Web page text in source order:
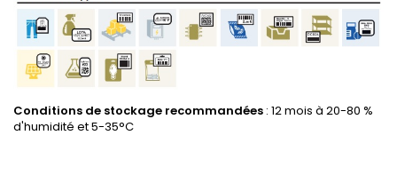
Conditions de stockage recommandées : 12 mois à 20-80 %
d'humidité et 5-35°C